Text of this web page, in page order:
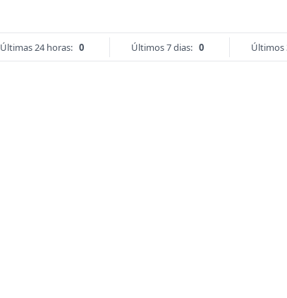
Últimas 24 horas: 0 Últimos 7 dias: 0 Últimos